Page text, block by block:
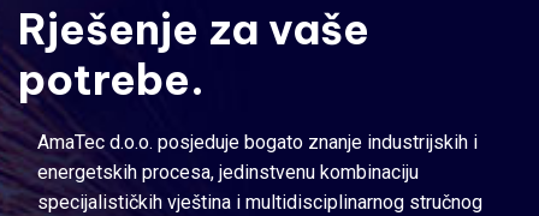
Rješenje za vaše
potrebe.
AmaTec d.o.o. posjeduje bogato znanje industrijskih i
energetskih procesa, jedinstvenu kombinaciju
specijalističkih vještina i multidisciplinarnog stručnog